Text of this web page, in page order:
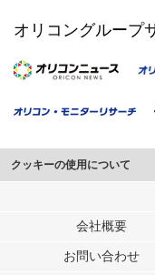
オリコングループ
クッキーの使用について
このサイトでは Cookie を
行っています。
メディアや広告配信、デー
会社概要
お問い合わせ